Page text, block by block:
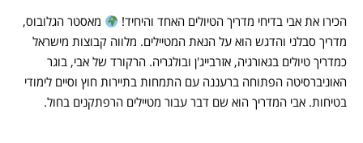
הכירו את אבי בדיחי מדריך הטיולים האחד והיחיד!
מאסטר הגלובוס,
מדריך סבלני והדגש הוא על הנאת המטיילים. מלווה קבוצות מישראל
כמדריך טיולים בגאורגיה, אזרבייג'ן ובולגריה. הרקורד של אבי, בוגר
האוניברסיטה הפתוחה ברעננה עם התמחות בתיירות חוץ וסיים לימודי
בטיחות. אבי המדריך הוא שם דבר עבור מטיילים הרפתקנים בחול.